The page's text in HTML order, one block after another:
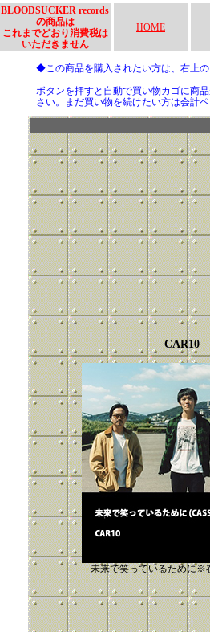
BLOODSUCKER records
の商品は
これまでどおり消費税は
いただきません
HOME
◆この商品を購入されたい方は、右上
ボタンを押すと自動で買い物カゴに商
さい。まだ買い物を続けたい方は会計
CAR10
未来で笑っているために※